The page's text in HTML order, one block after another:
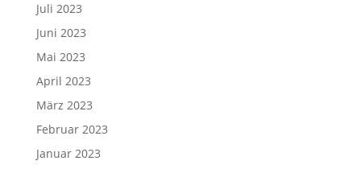
Juli 2023
Juni 2023
Mai 2023
April 2023
März 2023
Februar 2023
Januar 2023